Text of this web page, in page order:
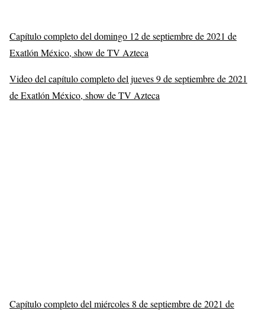
Capítulo completo del domingo 12 de septiembre de 2021 de
Exatlón México, show de TV Azteca
Video del capítulo completo del jueves 9 de septiembre de 2021
de Exatlón México, show de TV Azteca
Capítulo completo del miércoles 8 de septiembre de 2021 de